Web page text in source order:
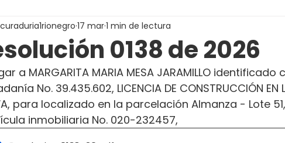
0138 de 2026
curaduria1rionegro 17 mar1 min de lectura
a MARGARITA MARIA MESA JARAMILLO
No. 39.435.602, LICENCIA DE CONSTRUCCIÓN EN
para localizado en la parcelación Almanza - Lote
inmobiliaria No. 020-232457,